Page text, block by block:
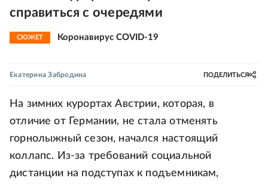
справиться с очередями
СЮЖЕТ Коронавирус COVID-19
Екатерина Забродина ПОДЕЛИТЬСЯ
На зимних курортах Австрии, которая, в
отличие от Германии, не стала отменять
горнолыжный сезон, начался настоящий
коллапс. Из-за требований социальной
дистанции на подступах к подъемникам,